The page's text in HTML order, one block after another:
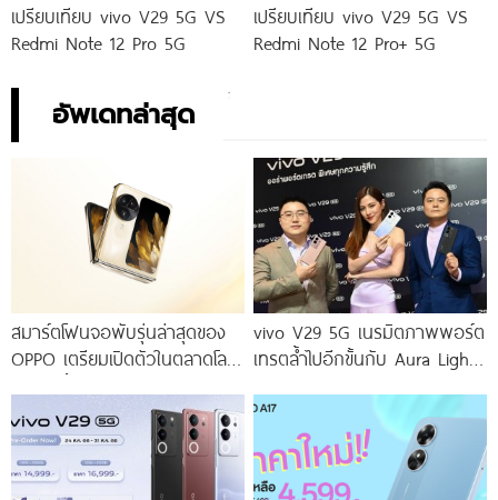
เปรียบเทียบ vivo V29 5G VS
Redmi Note 12 Pro 5G
เปรียบเทียบ vivo V29 5G VS
Redmi Note 12 Pro+ 5G
อัพเดทล่าสุด
สมาร์ตโฟนจอพับรุ่นล่าสุดของ
OPPO เตรียมเปิดตัวในตลาดโลก
vivo V29 5G เนรมิตภาพพอร์ต
เทรตล้ำไปอีกขั้นกับ Aura Light
โดดเด่นด้วยสุนทรียศาสตร์แห่ง